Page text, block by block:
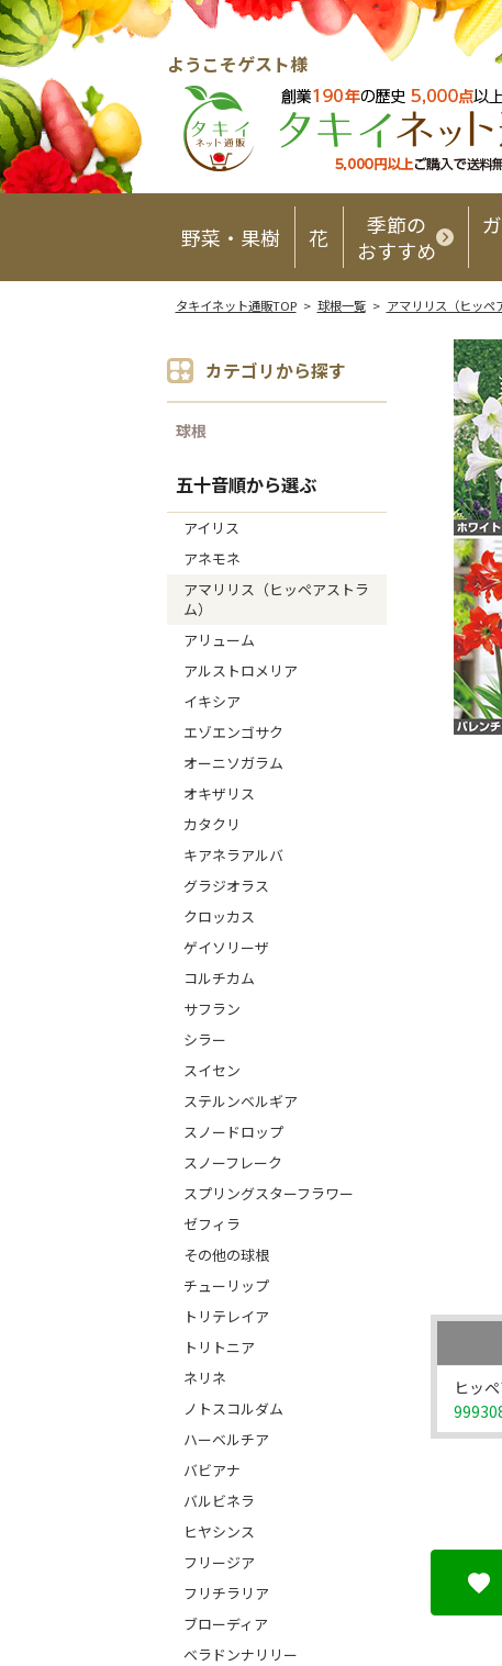
ようこそゲスト様
野菜・果樹 花
季節の
おすすめ
タキイネット通販TOP> 球根一覧> アマリリス（ヒッペ
カテゴリから探す
球根
五十音順から選ぶ
アイリス
アネモネ
アマリリス（ヒッペアストラ
ム）
アリューム
アルストロメリア
イキシア
エゾエンゴサク
オーニソガラム
オキザリス
カタクリ
キアネラアルバ
グラジオラス
クロッカス
ゲイソリーザ
コルチカム
サフラン
シラー
スイセン
ステルンベルギア
スノードロップ
スノーフレーク
スプリングスターフラワー
ゼフィラ
その他の球根
チューリップ
トリテレイア
トリトニア
ネリネ
ノトスコルダム
ハーベルチア
バビアナ
バルビネラ
ヒヤシンス
フリージア
フリチラリア
ブローディア
ベラドンナリリー
ヒッ